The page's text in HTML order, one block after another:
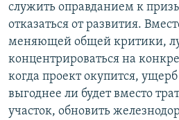
служить оправданием к
отказаться от развития.
меняющей общей критики,
концентрироваться на
когда проект окупится,
выгоднее ли будет вместо
участок, обновить